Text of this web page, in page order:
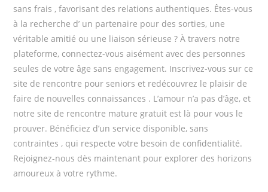
sans frais , favorisant des relations authentiques. Êtes-vous
à la recherche d’ un partenaire pour des sorties, une
véritable amitié ou une liaison sérieuse ? À travers notre
plateforme, connectez-vous aisément avec des personnes
seules de votre âge sans engagement. Inscrivez-vous sur ce
site de rencontre pour seniors et redécouvrez le plaisir de
faire de nouvelles connaissances . L’amour n’a pas d’âge, et
notre site de rencontre mature gratuit est là pour vous le
prouver. Bénéficiez d’un service disponible, sans
contraintes , qui respecte votre besoin de confidentialité.
Rejoignez-nous dès maintenant pour explorer des horizons
amoureux à votre rythme.